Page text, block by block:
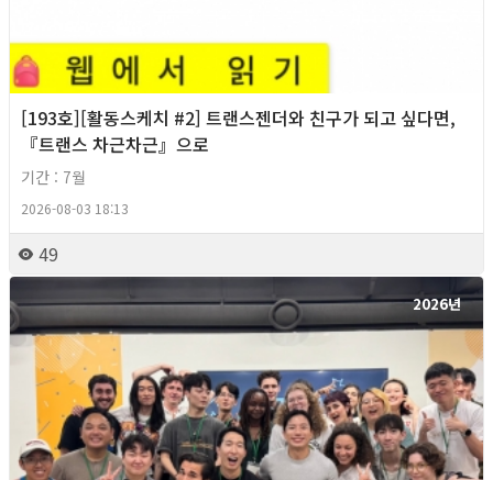
[193호][활동스케치 #2] 트랜스젠더와 친구가 되고 싶다면,
『트랜스 차근차근』으로
기간 : 7월
2026-08-03 18:13
49
2026년